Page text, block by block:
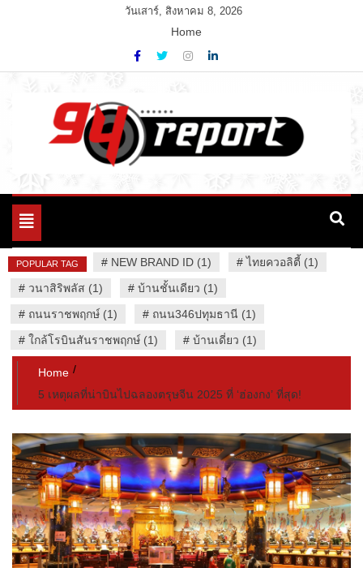
วันเสาร์, สิงหาคม 8, 2026
Home
94 Report.com
Variety News
Toggle
POPULAR TAG # NEW BRAND ID (1) #ไทยควอลิตี้ (1)
# วนาสิริพลัส (1) # บ้านชั้นเดียว (1)
# ถนนราชพฤกษ์ (1) # ถนน346ปทุมธานี (1)
# ใกล้โรบินสันราชพฤกษ์ (1) # บ้านเดี่ยว (1)
Home
5 เหตุผลที่น่าบินไปฉลองตรุษจีน 2025 ที่ ‘ฮ่องกง’ ที่สุด!